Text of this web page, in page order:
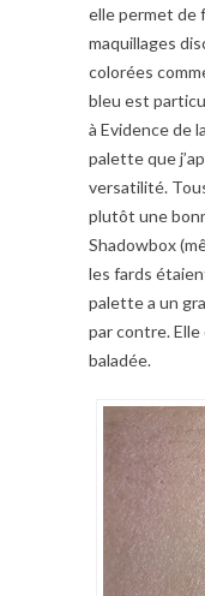
elle permet de
maquillages
colorées
bleu est
à Evidence de
palette que
versatilité.
plutôt une
Shadowbox
les fards
palette a un
par contre.
baladée.